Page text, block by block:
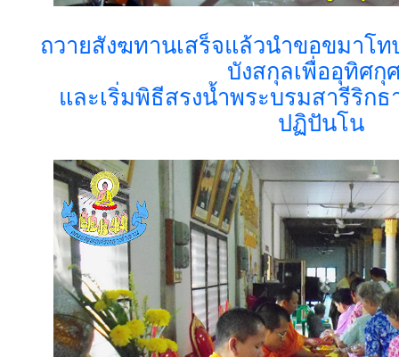
ถวายสังฆทานเสร็จแล้วนำขอขมาโ
บังสกุลเพื่ออุทิศกุ
และเริ่มพิธีสรงน้ำพระบรมสารีริก
ปฏิปันโน